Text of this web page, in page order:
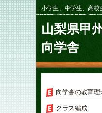
小学生、中学生、高校
山梨県甲
向学舎
向学舎の教育理
クラス編成